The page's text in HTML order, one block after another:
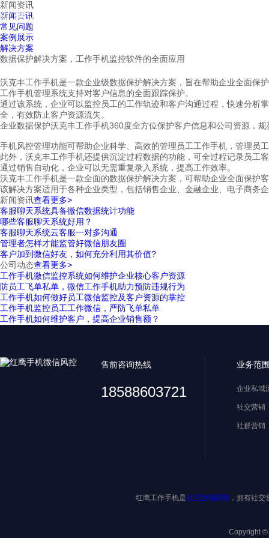
红鹰工作手机
新闻资讯
新闻资讯
常见问题
案例展示
解决方案
数据保护解决方案，工作手机监控软件的全面应用
沃克丰工作手机是一款企业级数据保护解决方案，旨在帮助企业全面保
工作手机管理系统支持对客户信息的全面跟踪保护。
通过该系统，企业可以监控员工的工作轨迹和客户沟通过程，快速分析
全，有效防止客户资源流失。
企业数据保护沃克丰工作手机360度全方位保护客户信息和公司资源，
手机风控管理功能可帮助企业科学、高效的管理员工工作手机，管理员
此外，沃克丰工作手机还提供沉淀过程数据的功能，可全过程记录员工
通过销售自动化，企业可以无需重复录入系统，提高工作效率。
沃克丰工作手机是一款全面的数据保护解决方案，可帮助企业全面保护
该解决方案适用于各种企业类型，包括销售企业、金融企业、电子商务
新闻资讯查看更多>
客服聊天系统具备微信数据统计功能
哪些客服聊天系统好用？
客服聊天系统云客服一对多沟通
管理者怎样才能监管好微信朋友圈
客户加到微信好友，如何充分利用其价值?
公司动态查看更多>
工作手机微信监控系统如何维护企业核心客户资源
防员工飞单私单，微信工作手机助力预防违规行为
工作手机如何做好员工微信监控及客户资源的掌控
工作手机监控员工工作微信，严防飞单私单
工作手机如何维护客户，提高企业销售额？
售前咨询热线
18588603721
业务范
企业私域
社交营销
社群营销
红鹰工作手机是社交营销系统 ，拥有社
Copyright ©